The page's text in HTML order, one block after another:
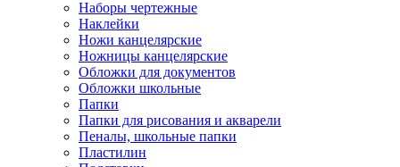
Наборы чертежные
Наклейки
Ножи канцелярские
Ножницы канцелярские
Обложки для документов
Обложки школьные
Папки
Папки для рисования и акварели
Пеналы, школьные папки
Пластилин